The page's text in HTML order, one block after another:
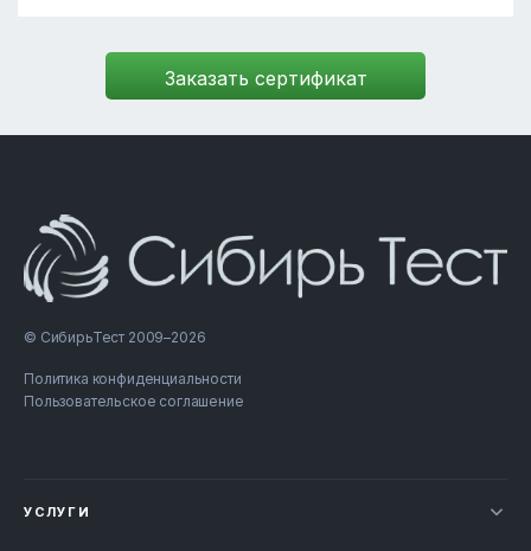
© СибирьТест 2009–2026
Политика конфиденциальности
Пользовательское соглашение
УСЛУГИ